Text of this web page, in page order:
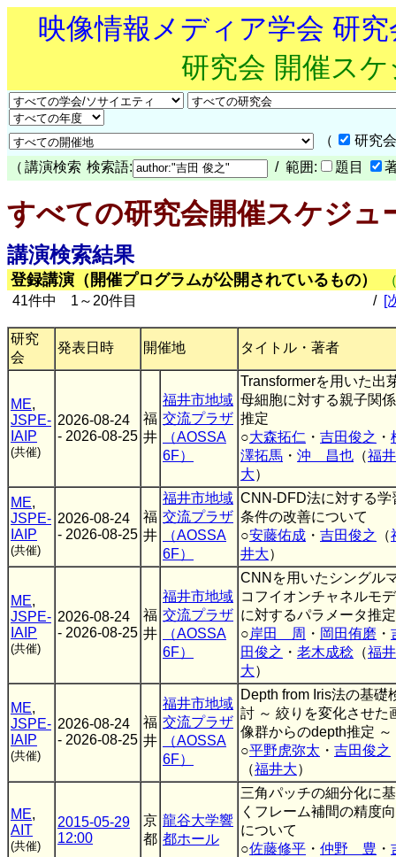
映像情報メディア学会 研
研究会 開催ス
（
研究
（ 講演検索 検索語: / 範囲: 題目
すべての研究会開催スケジュ
講演検索結果
登録講演（開催プログラムが公開されているもの）
41件中 1～20件目
/ [
研究
会
発表日時 開催地 タイトル・著者
ME,
JSPE-
IAIP
(共催)
2026-08-24
- 2026-08-25
福
井
福井市地域
交流プラザ
（AOSSA
6F）
Transformerを用いた出
母細胞に対する親子関
推定
○大森拓仁 ・ 吉田俊之 ・
澤拓馬 ・ 沖 昌也 （福井
大）
ME,
JSPE-
IAIP
(共催)
2026-08-24
- 2026-08-25
福
井
福井市地域
交流プラザ
（AOSSA
6F）
CNN-DFD法に対する学
条件の改善について
○安藤佑成 ・ 吉田俊之 （
井大）
ME,
JSPE-
IAIP
(共催)
2026-08-24
- 2026-08-25
福
井
福井市地域
交流プラザ
（AOSSA
6F）
CNNを用いたシングル
コフイオンチャネルモ
に対するパラメータ推定
○岸田 周 ・ 岡田侑磨 ・
田俊之 ・ 老木成稔 （福井
大）
ME,
JSPE-
IAIP
(共催)
2026-08-24
- 2026-08-25
福
井
福井市地域
交流プラザ
（AOSSA
6F）
Depth from Iris法の基礎
討 ～ 絞りを変化させた
像群からのdepth推定 ～
○平野虎弥太 ・ 吉田俊之
（福井大）
ME,
AIT
(共催)
2015-05-29
12:00
京
都
龍谷大学響
都ホール
三角パッチの細分化に
くフレーム補間の精度
について
○佐藤修平 ・ 仲野 豊 ・